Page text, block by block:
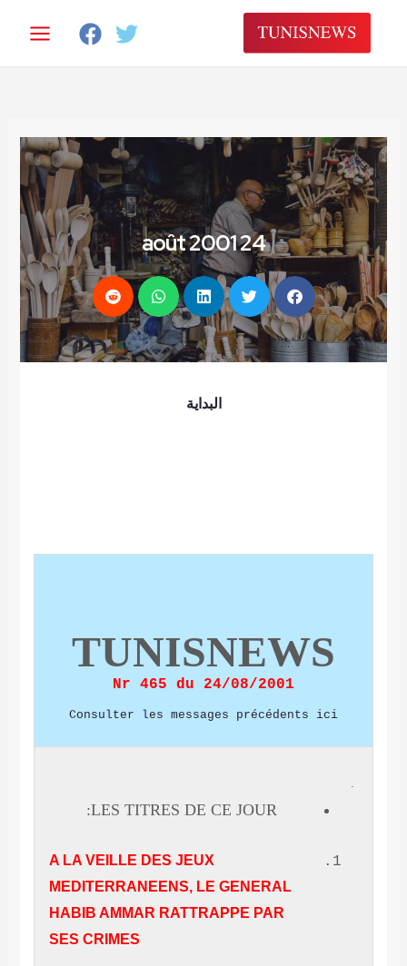
24 août 2001
TUNISNEWS
Nr 465 du 24/08/2001
Consulter les messages précédents ici
LES TITRES DE CE JOUR:
A LA VEILLE DES JEUX
MEDITERRANEENS, LE GENERAL
HABIB AMMAR RATTRAPPE PAR
SES CRIMES